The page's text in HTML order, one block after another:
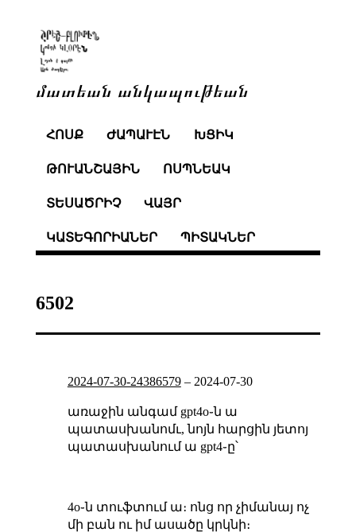
մատեան անկապութեան
ՀՈՍՔ ԺԱՊԱՒԷՆ ԽՑԻԿ
ԹՈՒԱՆՇԱՅԻՆ ՈՍՊՆԵԱԿ
ՏԵՍԱԾՐԻՉ ՎԱՅՐ
ԿԱՏԵԳՈՐԻԱՆԵՐ ՊԻՏԱԿՆԵՐ
6502
2024-07-30-24386579– 2024-07-30
առաջին անգամ gpt4o֊ն ա
պատասխանոմւ, նոյն հարցին յետոյ
պատասխանում ա gpt4֊ը՝
4o֊ն տուֆտում ա։ ոնց որ չիմանայ ոչ
մի բան ու իմ ասածը կրկնի։